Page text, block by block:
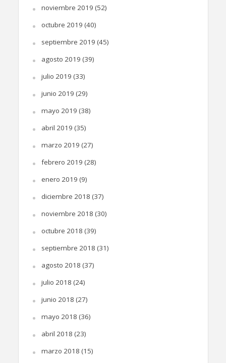
noviembre 2019 (52)
octubre 2019 (40)
septiembre 2019 (45)
agosto 2019 (39)
julio 2019 (33)
junio 2019 (29)
mayo 2019 (38)
abril 2019 (35)
marzo 2019 (27)
febrero 2019 (28)
enero 2019 (9)
diciembre 2018 (37)
noviembre 2018 (30)
octubre 2018 (39)
septiembre 2018 (31)
agosto 2018 (37)
julio 2018 (24)
junio 2018 (27)
mayo 2018 (36)
abril 2018 (23)
marzo 2018 (15)